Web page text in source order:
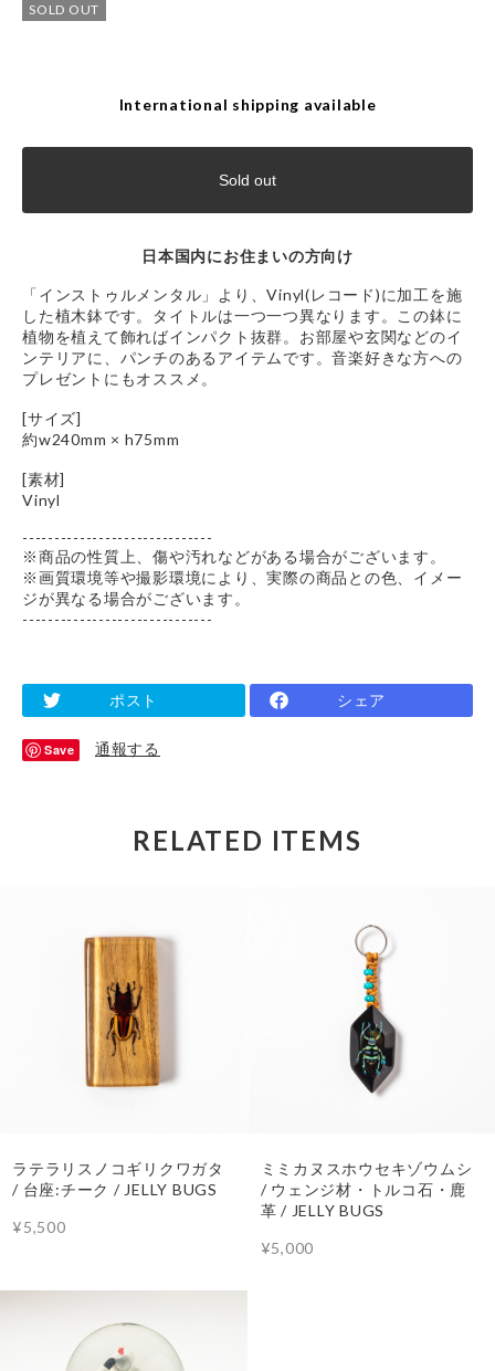
SOLD OUT
International shipping available
Sold out
日本国内にお住まいの方向け
「インストゥルメンタル」より、Vinyl(レコード)に加工を施
した植木鉢です。タイトルは一つ一つ異なります。この鉢に
植物を植えて飾ればインパクト抜群。お部屋や玄関などのイ
ンテリアに、パンチのあるアイテムです。音楽好きな方への
プレゼントにもオススメ。
[サイズ]
約w240mm × h75mm
[素材]
Vinyl
------------------------------
※商品の性質上、傷や汚れなどがある場合がございます。
※画質環境等や撮影環境により、実際の商品との色、イメー
ジが異なる場合がございます。
------------------------------
ポスト シェア
Save 通報する
RELATED ITEMS
ラテラリスノコギリクワガタ
/ 台座:チーク / JELLY BUGS
¥5,500
ミミカヌスホウセキゾウムシ
/ ウェンジ材・トルコ石・鹿
革 / JELLY BUGS
¥5,000